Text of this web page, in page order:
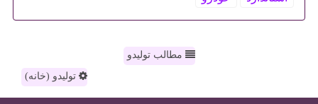
مطالب تولیدو
تولیدو (خانه)